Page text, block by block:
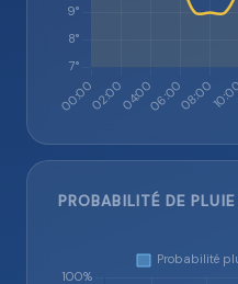
PROBABILITÉ DE